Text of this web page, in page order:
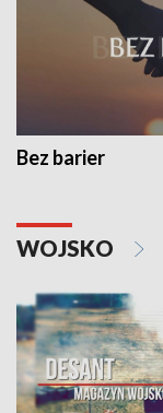
Bez barier
WOJSKO